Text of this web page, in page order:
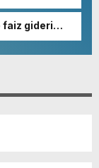
faiz gideri